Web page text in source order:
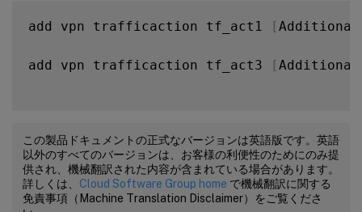
add vpn trafficaction tf_act1 [
add vpn trafficaction tf_act3 [
この製品ドキュメントの正式なバージョンは英語版です。英語
以外のすべてのバージョンは、お客様の利便性のためにのみ提
供され、機械翻訳された内容が含まれている場合があります。
詳しくは、 Cloud Software Group home で機械翻訳に関する
免責事項（Machine Translation Disclaimer）をご覧くださ